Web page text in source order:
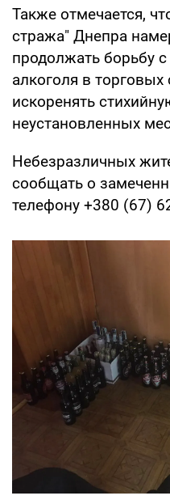
Также отмечается,
стража" Днепра
продолжать борьбу
алкоголя в торговых
искоренять
неустановленных
Небезразличных
сообщать о
телефону +380 (67)